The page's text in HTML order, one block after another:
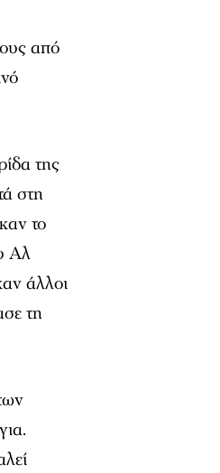
από
της
στη
το
Αλ
άλλοι
τη